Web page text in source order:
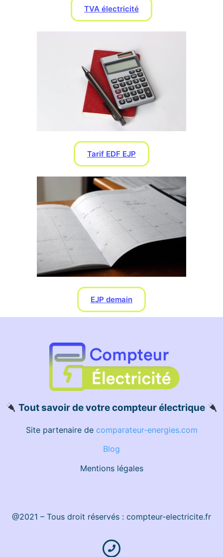
TVA électricité
Tarif EDF EJP
EJP demain
Tout savoir de votre compteur électrique
Site partenaire de comparateur-energies.com
Blog
Mentions légales
@2021 – Tous droit réservés : compteur-electricite.fr